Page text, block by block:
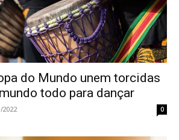
do Mundo unem torcidas
todo para dançar
2022 0